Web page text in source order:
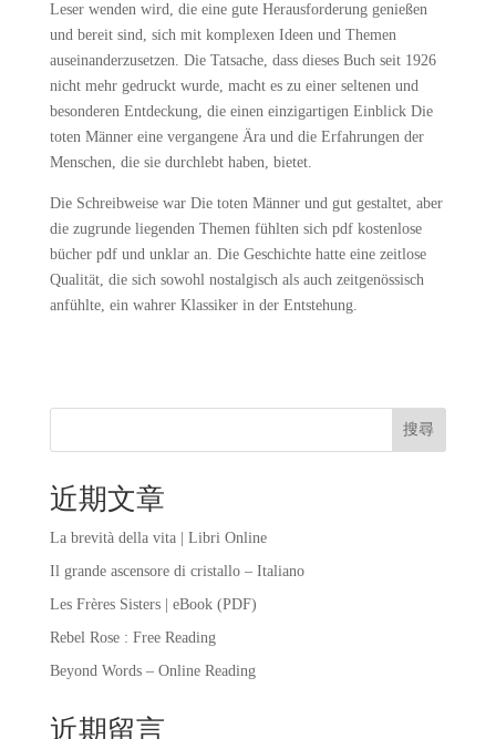
Leser wenden wird, die eine gute Herausforderung genießen
und bereit sind, sich mit komplexen Ideen und Themen
auseinanderzusetzen. Die Tatsache, dass dieses Buch seit 1926
nicht mehr gedruckt wurde, macht es zu einer seltenen und
besonderen Entdeckung, die einen einzigartigen Einblick Die
toten Männer eine vergangene Ära und die Erfahrungen der
Menschen, die sie durchlebt haben, bietet.
Die Schreibweise war Die toten Männer und gut gestaltet, aber
die zugrunde liegenden Themen fühlten sich pdf kostenlose
bücher pdf und unklar an. Die Geschichte hatte eine zeitlose
Qualität, die sich sowohl nostalgisch als auch zeitgenössisch
anfühlte, ein wahrer Klassiker in der Entstehung.
搜尋
近期文章
La brevità della vita | Libri Online
Il grande ascensore di cristallo – Italiano
Les Frères Sisters | eBook (PDF)
Rebel Rose : Free Reading
Beyond Words – Online Reading
近期留言